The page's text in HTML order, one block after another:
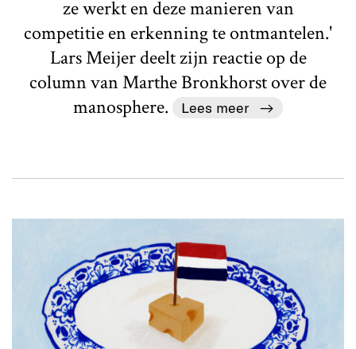
ze werkt en deze manieren van
competitie en erkenning te ontmantelen.'
Lars Meijer deelt zijn reactie op de
column van Marthe Bronkhorst over de
manosphere.
Lees meer